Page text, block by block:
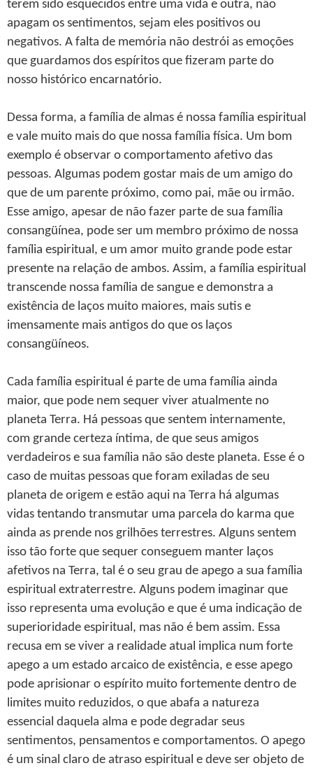
terem sido esquecidos entre uma vida e outra, não
apagam os sentimentos, sejam eles positivos ou
negativos. A falta de memória não destrói as emoções
que guardamos dos espíritos que fizeram parte do
nosso histórico encarnatório.
Dessa forma, a família de almas é nossa família espiritual
e vale muito mais do que nossa família física. Um bom
exemplo é observar o comportamento afetivo das
pessoas. Algumas podem gostar mais de um amigo do
que de um parente próximo, como pai, mãe ou irmão.
Esse amigo, apesar de não fazer parte de sua família
consangüínea, pode ser um membro próximo de nossa
família espiritual, e um amor muito grande pode estar
presente na relação de ambos. Assim, a família espiritual
transcende nossa família de sangue e demonstra a
existência de laços muito maiores, mais sutis e
imensamente mais antigos do que os laços
consangüíneos.
Cada família espiritual é parte de uma família ainda
maior, que pode nem sequer viver atualmente no
planeta Terra. Há pessoas que sentem internamente,
com grande certeza íntima, de que seus amigos
verdadeiros e sua família não são deste planeta. Esse é o
caso de muitas pessoas que foram exiladas de seu
planeta de origem e estão aqui na Terra há algumas
vidas tentando transmutar uma parcela do karma que
ainda as prende nos grilhões terrestres. Alguns sentem
isso tão forte que sequer conseguem manter laços
afetivos na Terra, tal é o seu grau de apego a sua família
espiritual extraterrestre. Alguns podem imaginar que
isso representa uma evolução e que é uma indicação de
superioridade espiritual, mas não é bem assim. Essa
recusa em se viver a realidade atual implica num forte
apego a um estado arcaico de existência, e esse apego
pode aprisionar o espírito muito fortemente dentro de
limites muito reduzidos, o que abafa a natureza
essencial daquela alma e pode degradar seus
sentimentos, pensamentos e comportamentos. O apego
é um sinal claro de atraso espiritual e deve ser objeto de